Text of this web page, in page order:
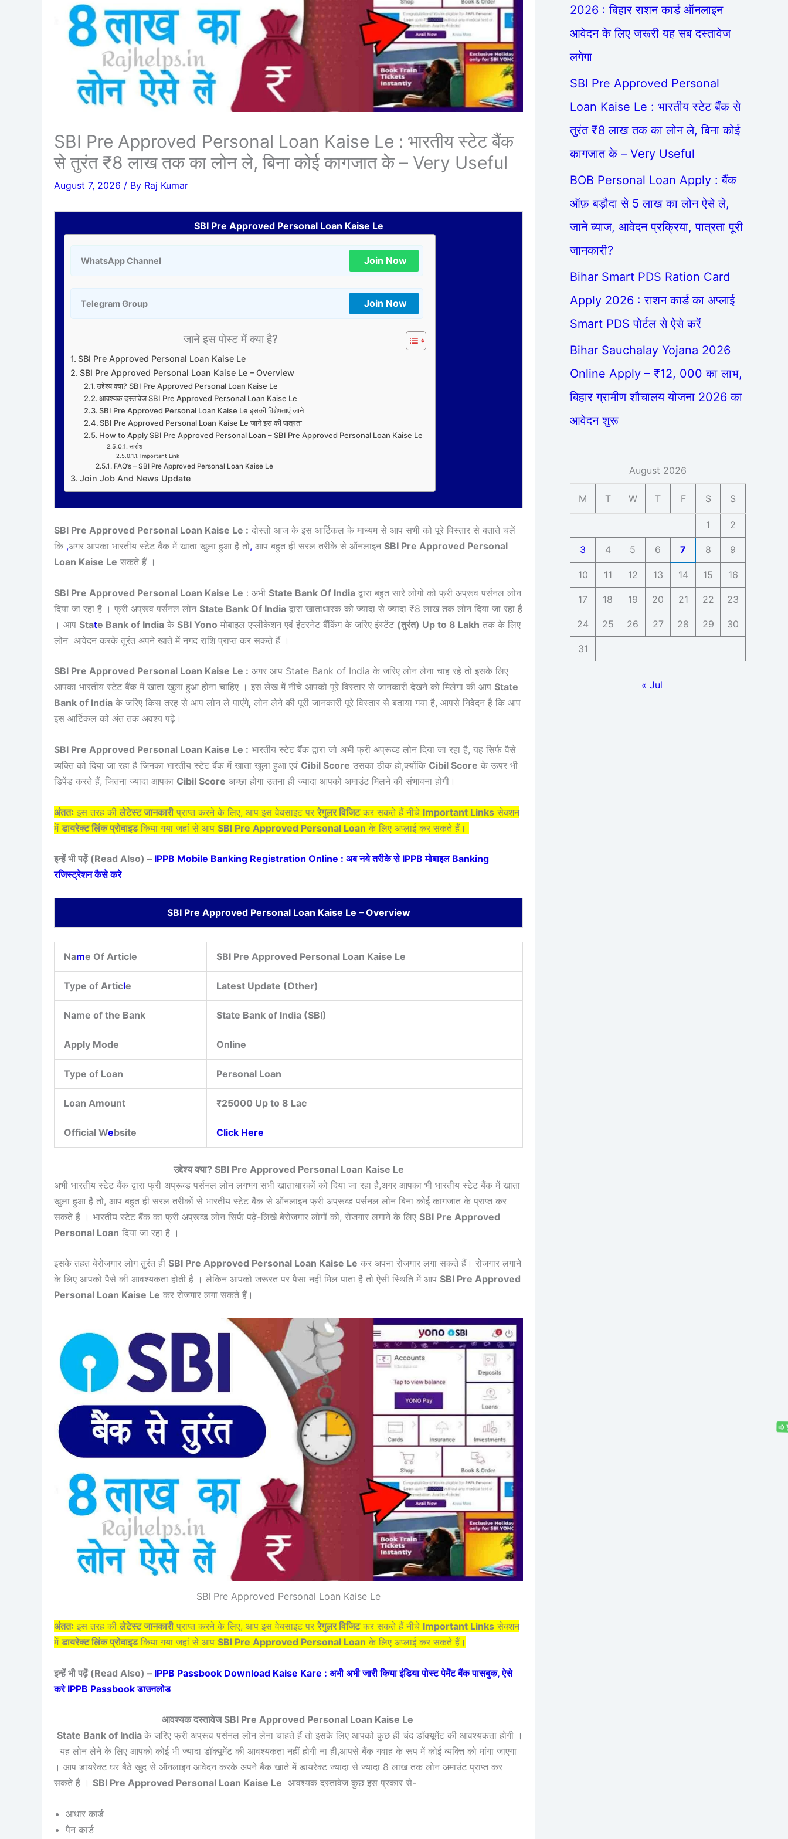
SBI Pre Approved Personal Loan Kaise Le : भारतीय स्टेट बैंक
से तुरंत ₹8 लाख तक का लोन ले, बिना कोई कागजात के – Very Useful
August 7, 2026 / By Raj Kumar
SBI Pre Approved Personal Loan Kaise Le
WhatsApp Channel Join Now
Telegram Group Join Now
जाने इस पोस्ट में क्या है?
SBI Pre Approved Personal Loan Kaise Le
SBI Pre Approved Personal Loan Kaise Le – Overview
उद्देश्य क्या? SBI Pre Approved Personal Loan Kaise Le
आवश्यक दस्तावेज SBI Pre Approved Personal Loan Kaise Le
SBI Pre Approved Personal Loan Kaise Le इसकी विशेषताएं जाने
SBI Pre Approved Personal Loan Kaise Le जाने इस की पात्रता
How to Apply SBI Pre Approved Personal Loan – SBI Pre Approved Personal Loan Kaise Le
सारांश
Important Link
FAQ’s – SBI Pre Approved Personal Loan Kaise Le
Join Job And News Update
SBI Pre Approved Personal Loan Kaise Le : दोस्तो आज के इस आर्टिकल के माध्यम से आप सभी को पूरे विस्तार से बताते चलें
कि ,अगर आपका भारतीय स्टेट बैंक में खाता खुला हुआ है तो, आप बहुत ही सरल तरीके से ऑनलाइन SBI Pre Approved Personal
Loan Kaise Le सकते हैं ।
SBI Pre Approved Personal Loan Kaise Le : अभी State Bank Of India द्वारा बहुत सारे लोगों को फ्री अप्रूव पर्सनल लोन
दिया जा रहा है । फ्री अप्रूव पर्सनल लोन State Bank Of India द्वारा खाताधारक को ज्यादा से ज्यादा ₹8 लाख तक लोन दिया जा रहा है
। आप State Bank of India के SBI Yono मोबाइल एप्लीकेशन एवं इंटरनेट बैंकिंग के जरिए इंस्टेंट (तुरंत) Up to 8 Lakh तक के लिए
लोन आवेदन करके तुरंत अपने खाते में नगद राशि प्राप्त कर सकते हैं ।
SBI Pre Approved Personal Loan Kaise Le : अगर आप State Bank of India के जरिए लोन लेना चाह रहे तो इसके लिए
आपका भारतीय स्टेट बैंक में खाता खुला हुआ होना चाहिए । इस लेख में नीचे आपको पूरे विस्तार से जानकारी देखने को मिलेगा की आप State
Bank of India के जरिए किस तरह से आप लोन ले पाएंगे, लोन लेने की पूरी जानकारी पूरे विस्तार से बताया गया है, आपसे निवेदन है कि आप
इस आर्टिकल को अंत तक अवश्य पढ़े।
SBI Pre Approved Personal Loan Kaise Le : भारतीय स्टेट बैंक द्वारा जो अभी फ्री अप्रूव्ड लोन दिया जा रहा है, यह सिर्फ वैसे
व्यक्ति को दिया जा रहा है जिनका भारतीय स्टेट बैंक में खाता खुला हुआ एवं Cibil Score उसका ठीक हो,क्योंकि Cibil Score के ऊपर भी
डिपेंड करते हैं, जितना ज्यादा आपका Cibil Score अच्छा होगा उतना ही ज्यादा आपको अमाउंट मिलने की संभावना होगी।
अंततः इस तरह की लेटेस्ट जानकारीप्राप्त करने के लिए, आप इस वेबसाइट पर रेगुलर विजिटकर सकते हैं नीचे Important Links सेक्शन
में डायरेक्ट लिंक प्रोवाइडकिया गया जहां से आप SBI Pre Approved Personal Loan के लिए अप्लाई कर सकते हैं।
इन्हें भी पढ़ें (Read Also) – IPPB Mobile Banking Registration Online : अब नये तरीके से IPPB मोबाइल Banking
रजिस्ट्रेशन कैसे करे
SBI Pre Approved Personal Loan Kaise Le – Overview
Name Of Article SBI Pre Approved Personal Loan Kaise Le
Type of Article Latest Update (Other)
Name of the Bank State Bank of India (SBI)
Apply Mode Online
Type of Loan Personal Loan
Loan Amount ₹25000 Up to 8 Lac
Official Website Click Here
उद्देश्य क्या? SBI Pre Approved Personal Loan Kaise Le
अभी भारतीय स्टेट बैंक द्वारा फ्री अप्रूव्ड पर्सनल लोन लगभग सभी खाताधारकों को दिया जा रहा है,अगर आपका भी भारतीय स्टेट बैंक में खाता
खुला हुआ है तो, आप बहुत ही सरल तरीकों से भारतीय स्टेट बैंक से ऑनलाइन फ्री अप्रूव्ड पर्सनल लोन बिना कोई कागजात के प्राप्त कर
सकते हैं । भारतीय स्टेट बैंक का फ्री अप्रूव्ड लोन सिर्फ पढ़े-लिखे बेरोजगार लोगों को, रोजगार लगाने के लिए SBI Pre Approved
Personal Loan दिया जा रहा है ।
इसके तहत बेरोजगार लोग तुरंत ही SBI Pre Approved Personal Loan Kaise Le कर अपना रोजगार लगा सकते हैं। रोजगार लगाने
के लिए आपको पैसे की आवश्यकता होती है । लेकिन आपको जरूरत पर पैसा नहीं मिल पाता है तो ऐसी स्थिति में आप SBI Pre Approved
Personal Loan Kaise Le कर रोजगार लगा सकते हैं।
SBI Pre Approved Personal Loan Kaise Le
अंततः इस तरह की लेटेस्ट जानकारीप्राप्त करने के लिए, आप इस वेबसाइट पर रेगुलर विजिटकर सकते हैं नीचे Important Links सेक्शन
में डायरेक्ट लिंक प्रोवाइडकिया गया जहां से आप SBI Pre Approved Personal Loan के लिए अप्लाई कर सकते हैं।
इन्हें भी पढ़ें (Read Also) – IPPB Passbook Download Kaise Kare : अभी अभी जारी किया इंडिया पोस्ट पेमेंट बैंक पासबुक, ऐसे
करे IPPB Passbook डाउनलोड
आवश्यक दस्तावेज SBI Pre Approved Personal Loan Kaise Le
State Bank of India के जरिए फ्री अप्रूव पर्सनल लोन लेना चाहते हैं तो इसके लिए आपको कुछ ही चंद डॉक्यूमेंट की आवश्यकता होगी ।
यह लोन लेने के लिए आपको कोई भी ज्यादा डॉक्यूमेंट की आवश्यकता नहीं होगी ना ही,आपसे बैंक गवाह के रूप में कोई व्यक्ति को मांगा जाएगा
। आप डायरेक्ट घर बैठे खुद से ऑनलाइन आवेदन करके अपने बैंक खाते में डायरेक्ट ज्यादा से ज्यादा 8 लाख तक लोन अमाउंट प्राप्त कर
सकते हैं । SBI Pre Approved Personal Loan Kaise Le आवश्यक दस्तावेज कुछ इस प्रकार से-
आधार कार्ड
पैन कार्ड
2026 : बिहार राशन कार्ड ऑनलाइन
आवेदन के लिए जरूरी यह सब दस्तावेज
लगेगा
SBI Pre Approved Personal
Loan Kaise Le : भारतीय स्टेट बैंक से
तुरंत ₹8 लाख तक का लोन ले, बिना कोई
कागजात के – Very Useful
BOB Personal Loan Apply : बैंक
ऑफ़ बड़ौदा से 5 लाख का लोन ऐसे ले,
जाने ब्याज, आवेदन प्रक्रिया, पात्रता पूरी
जानकारी?
Bihar Smart PDS Ration Card
Apply 2026 : राशन कार्ड का अप्लाई
Smart PDS पोर्टल से ऐसे करें
Bihar Sauchalay Yojana 2026
Online Apply – ₹12, 000 का लाभ,
बिहार ग्रामीण शौचालय योजना 2026 का
आवेदन शुरू
August 2026
M T W T F S S
1 2
3 4 5 6 7 8 9
10 11 12 13 14 15 16
17 18 19 20 21 22 23
24 25 26 27 28 29 30
31
« Jul